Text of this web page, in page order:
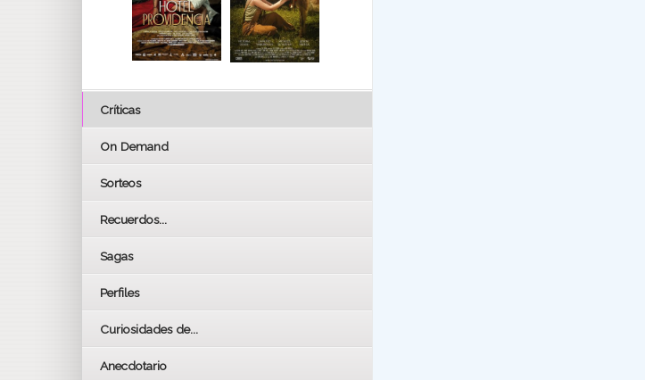
Críticas
On Demand
Sorteos
Recuerdos...
Sagas
Perfiles
Curiosidades de...
Anecdotario